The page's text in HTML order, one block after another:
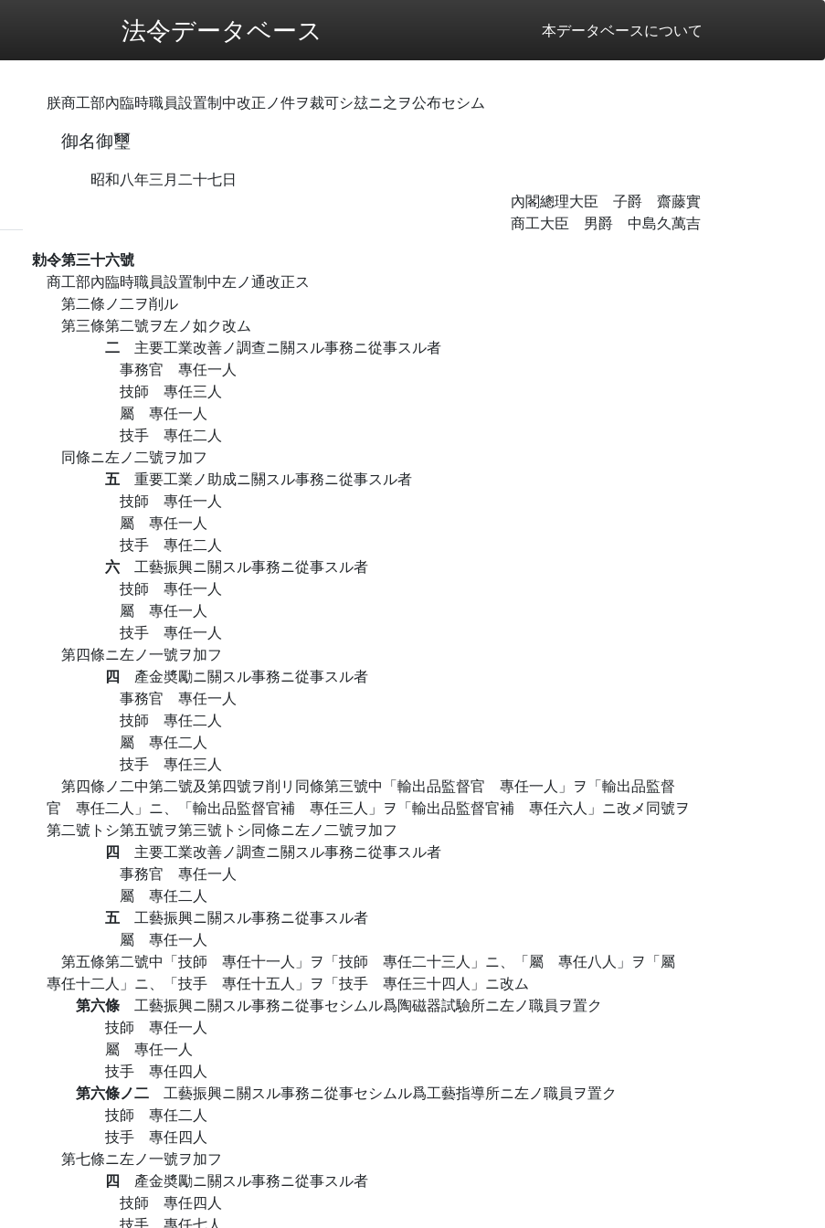
法令データベース 本データベースについて
朕商工部內臨時職員設置制中改正ノ件ヲ裁可シ玆ニ之ヲ公布セシム
御名御璽
昭和八年三月二十七日
內閣總理大臣 子爵 齋藤實
商工大臣 男爵 中島久萬吉
勅令第三十六號
商工部內臨時職員設置制中左ノ通改正ス
第二條ノ二ヲ削ル
第三條第二號ヲ左ノ如ク改ム
二 主要工業改善ノ調查ニ關スル事務ニ從事スル者
事務官 專任一人
技師 專任三人
屬 專任一人
技手 專任二人
同條ニ左ノ二號ヲ加フ
五 重要工業ノ助成ニ關スル事務ニ從事スル者
技師 專任一人
屬 專任一人
技手 專任二人
六 工藝振興ニ關スル事務ニ從事スル者
技師 專任一人
屬 專任一人
技手 專任一人
第四條ニ左ノ一號ヲ加フ
四 產金奬勵ニ關スル事務ニ從事スル者
事務官 專任一人
技師 專任二人
屬 專任二人
技手 專任三人
第四條ノ二中第二號及第四號ヲ削リ同條第三號中「輸出品監督官 專任一人」ヲ「輸出品監督
官 專任二人」ニ、「輸出品監督官補 專任三人」ヲ「輸出品監督官補 專任六人」ニ改メ同號ヲ
第二號トシ第五號ヲ第三號トシ同條ニ左ノ二號ヲ加フ
四 主要工業改善ノ調查ニ關スル事務ニ從事スル者
事務官 專任一人
屬 專任二人
五 工藝振興ニ關スル事務ニ從事スル者
屬 專任一人
第五條第二號中「技師 專任十一人」ヲ「技師 專任二十三人」ニ、「屬 專任八人」ヲ「屬
專任十二人」ニ、「技手 專任十五人」ヲ「技手 專任三十四人」ニ改ム
第六條 工藝振興ニ關スル事務ニ從事セシムル爲陶磁器試驗所ニ左ノ職員ヲ置ク
技師 專任一人
屬 專任一人
技手 專任四人
第六條ノ二 工藝振興ニ關スル事務ニ從事セシムル爲工藝指導所ニ左ノ職員ヲ置ク
技師 專任二人
技手 專任四人
第七條ニ左ノ一號ヲ加フ
四 產金奬勵ニ關スル事務ニ從事スル者
技師 專任四人